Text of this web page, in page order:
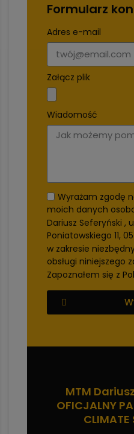
Formularz
Adres e-mail
Załącz plik
Wiadomość
Wyrażam zgodę
moich danych
Dariusz Seferyński ,
Poniatowskiego 11,
w zakresie
obsługi niniejszego
Zapoznałem się z
MTM
OFICJALNY
CLIMATE